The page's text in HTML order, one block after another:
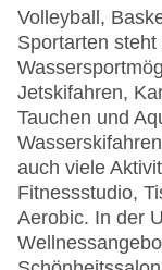
Volleyball,
Sportarten
Jetskifahren,
Tauchen und
auch viele
Fitnessstudio,
Aerobic. In der